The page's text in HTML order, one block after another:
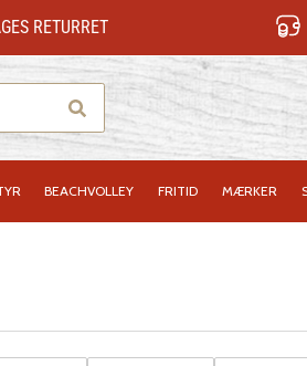
RETURRET
BEACHVOLLEY FRITID MÆRKER